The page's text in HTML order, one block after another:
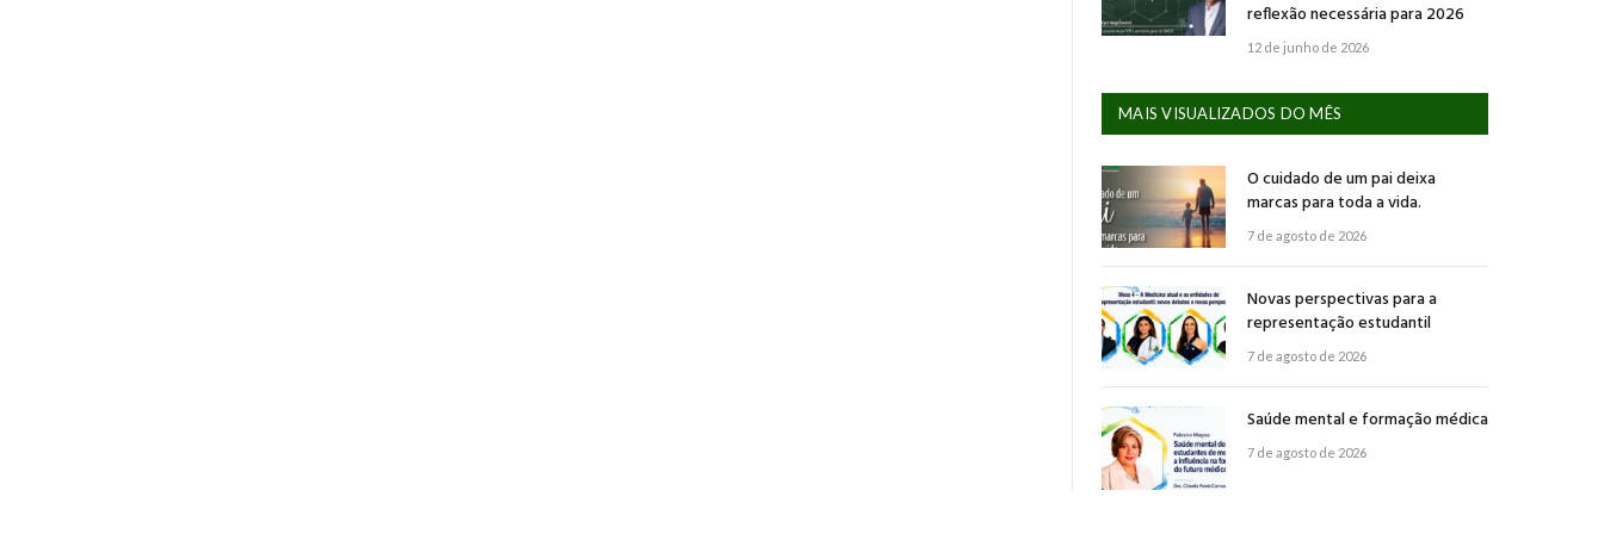
reflexão necessária para 2026
12 de junho de 2026
MAIS VISUALIZADOS DO MÊS
O cuidado de um pai deixa
marcas para toda a vida.
7 de agosto de 2026
Novas perspectivas para a
representação estudantil
7 de agosto de 2026
Saúde mental e formação médica
7 de agosto de 2026